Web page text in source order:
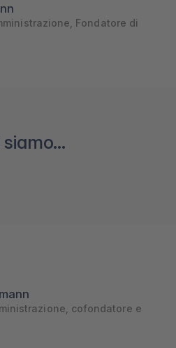
Fondatore di
siamo...
cofondatore e